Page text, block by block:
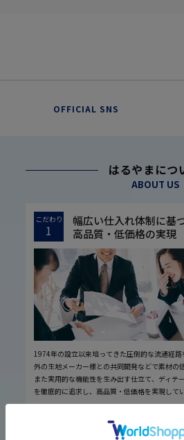
OFFICIAL SNS
はるやまにつ
ABOUT US
こだわり
1
幅広い仕入れ体制に基
高品質・低価格の実現
1974年の設立以来培ってきた圧倒的な流通経
外の生地メーカー様との共同開発などで素材の
また実用的な機能性を生み出す仕立て、ディテ
を徹底的に追求し、高品質・低価格を実現して
厳しい品質管理体制に